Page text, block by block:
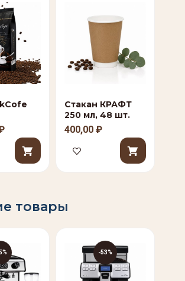
Стакан КРАФТ
250 мл, 48 шт.
400,00 ₽
товары
-53%